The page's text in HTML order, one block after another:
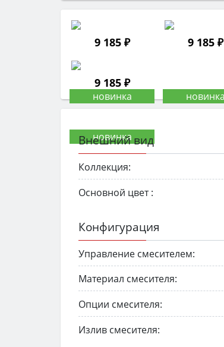
9 185 ₽ 9 185 ₽
9 185 ₽
Внешний вид
Коллекция:
Основной цвет :
Конфигурация
Управление смесителем:
Материал смесителя:
Опции смесителя:
Излив смесителя: